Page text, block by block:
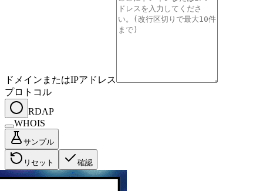
ドメインまたはIPアドレス
プロトコル
RDAP
WHOIS
サンプル
リセット 確認